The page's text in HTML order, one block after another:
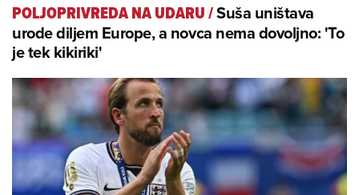
POLJOPRIVREDA NA UDARU/Suša uništava
urode diljem Europe, a novca nema dovoljno: 'To
je tek kikiriki'